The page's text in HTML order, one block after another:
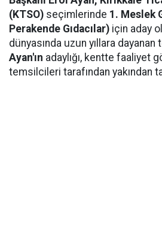
(KTSO) seçimlerinde 1. Meslek
Perakende Gıdacılar) için aday
dünyasında uzun yıllara
Ayan'ın adaylığı, kentte faaliyet
temsilcileri tarafından yakından